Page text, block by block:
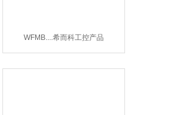
WFMB....希而科工控产品
Wolftechnik滤芯WFMB系列